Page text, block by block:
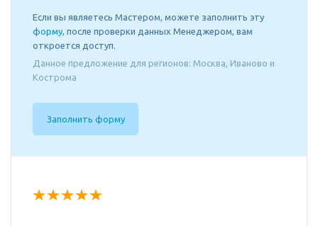
Если вы являетесь Мастером, можете заполнить эту
форму, после проверки данных Менеджером, вам
откроется доступ.
Данное предложение для регионов: Москва, Иваново и
Кострома
Заполнить форму